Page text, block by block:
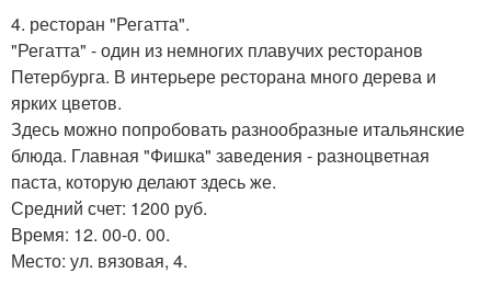
4. ресторан "Регатта".
"Регатта" - один из немногих плавучих ресторанов
Петербурга. В интерьере ресторана много дерева и
ярких цветов.
Здесь можно попробовать разнообразные итальянские
блюда. Главная "Фишка" заведения - разноцветная
паста, которую делают здесь же.
Средний счет: 1200 руб.
Время: 12. 00-0. 00.
Место: ул. вязовая, 4.